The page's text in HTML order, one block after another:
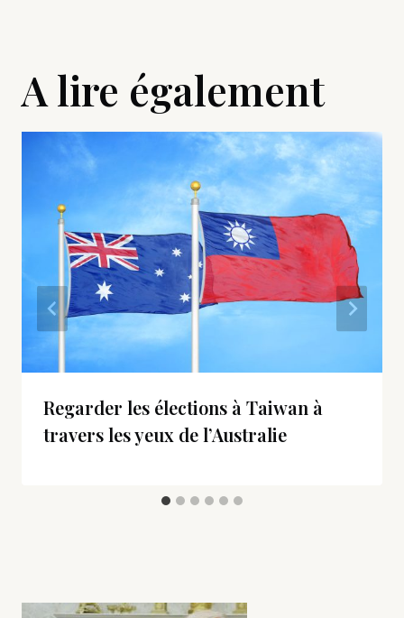
A lire également
Regarder les élections à Taiwan à
travers les yeux de l’Australie